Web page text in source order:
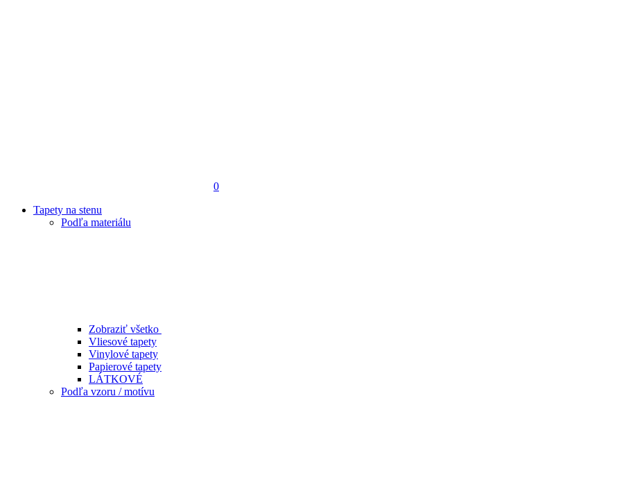
0
Tapety na stenu
Podľa materiálu
Zobraziť všetko
Vliesové tapety
Vinylové tapety
Papierové tapety
LÁTKOVÉ
Podľa vzoru / motívu